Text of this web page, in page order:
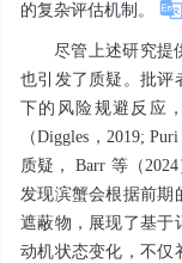
的复杂评估机制。
尽管上述研究提
也引发了质疑。批评
下的风险规避反应
（Diggles，2019; Puri
质疑， Barr 等（
发现滨蟹会根据前期
遮蔽物，展现了基于
动机状态变化，不仅